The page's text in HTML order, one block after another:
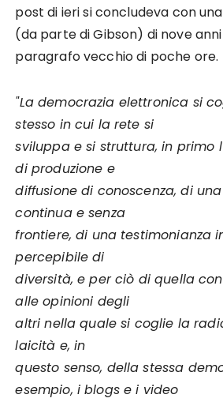
post di ieri si concludeva con
(da parte di Gibson) di nove
paragrafo vecchio di poche ore.
"La democrazia elettronica si
stesso in cui la rete si
sviluppa e si struttura, in primo
di produzione e
diffusione di conoscenza, di
continua e senza
frontiere, di una testimonianza
percepibile di
diversità, e per ciò di quella
alle opinioni degli
altri nella quale si coglie la
laicità e, in
questo senso, della stessa
esempio, i blogs e i video